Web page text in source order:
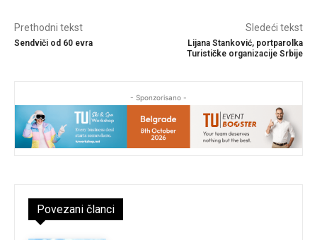
Prethodni tekst
Sendviči od 60 evra
Sledeći tekst
Lijana Stanković, portparolka
Turističke organizacije Srbije
- Sponzorisano -
Povezani članci